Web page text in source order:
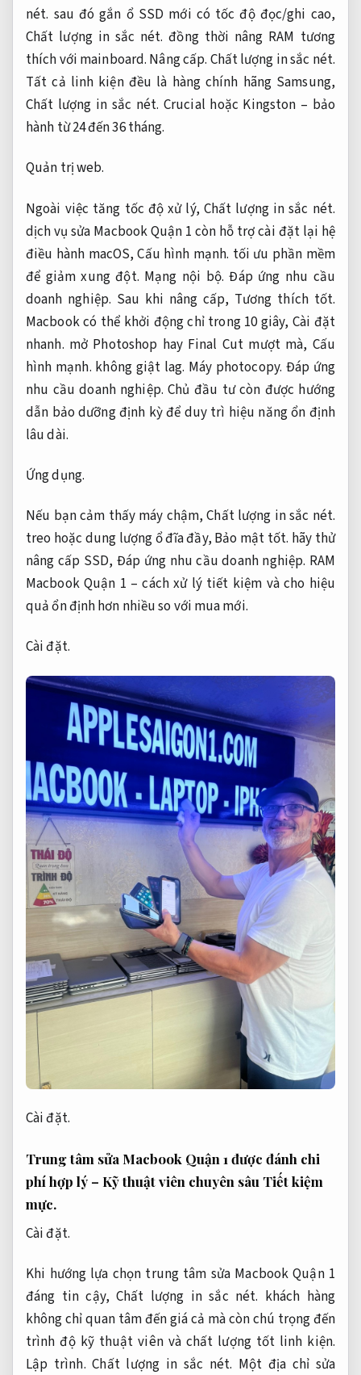
nét. sau đó gắn ổ SSD mới có tốc độ đọc/ghi cao,
Chất lượng in sắc nét. đồng thời nâng RAM tương
thích với mainboard. Nâng cấp. Chất lượng in sắc nét.
Tất cả linh kiện đều là hàng chính hãng Samsung,
Chất lượng in sắc nét. Crucial hoặc Kingston – bảo
hành từ 24 đến 36 tháng.
Quản trị web.
Ngoài việc tăng tốc độ xử lý, Chất lượng in sắc nét.
dịch vụ sửa Macbook Quận 1 còn hỗ trợ cài đặt lại hệ
điều hành macOS,Cấu hình mạnh. tối ưu phần mềm
để giảm xung đột. Mạng nội bộ. Đáp ứng nhu cầu
doanh nghiệp. Sau khi nâng cấp, Tương thích tốt.
Macbook có thể khởi động chỉ trong 10 giây, Cài đặt
nhanh. mở Photoshop hay Final Cut mượt mà, Cấu
hình mạnh. không giật lag. Máy photocopy. Đáp ứng
nhu cầu doanh nghiệp. Chủ đầu tư còn được hướng
dẫn bảo dưỡng định kỳ để duy trì hiệu năng ổn định
lâu dài.
Ứng dụng.
Nếu bạn cảm thấy máy chậm,Chất lượng in sắc nét.
treo hoặc dung lượng ổ đĩa đầy, Bảo mật tốt. hãy thử
nâng cấp SSD, Đáp ứng nhu cầu doanh nghiệp. RAM
Macbook Quận 1 – cách xử lý tiết kiệm và cho hiệu
quả ổn định hơn nhiều so với mua mới.
Cài đặt.
Cài đặt.
Trung tâm sửa Macbook Quận 1 được đánh chi
phí hợp lý – Kỹ thuật viên chuyên sâu Tiết kiệm
mực.
Cài đặt.
Khi hướng lựa chọn trung tâm sửa Macbook Quận 1
đáng tin cậy,Chất lượng in sắc nét. khách hàng
không chỉ quan tâm đến giá cả mà còn chú trọng đến
trình độ kỹ thuật viên và chất lượng tốt linh kiện.
Lập trình. Chất lượng in sắc nét. Một địa chỉ sửa